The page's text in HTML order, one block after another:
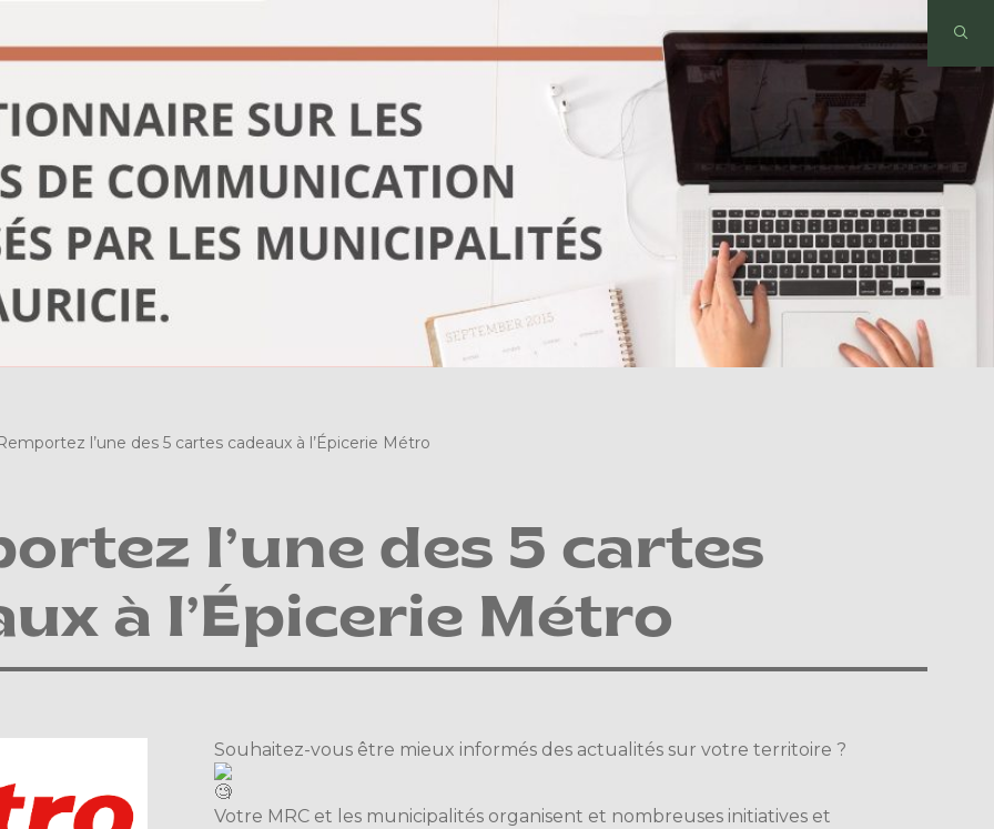
Remportez l’une des 5 cartes cadeaux à l’Épicerie Métro
l’une des 5 cartes
à l’Épicerie Métro
Souhaitez-vous être mieux informés des actualités sur votre territoire ?
Votre MRC et les municipalités organisent et nombreuses initiatives et